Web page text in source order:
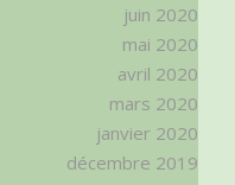
juin 2020
mai 2020
avril 2020
mars 2020
janvier 2020
décembre 2019